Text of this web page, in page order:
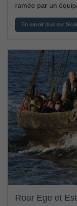
ramée par un
En savoir plus sur
Roar Ege et